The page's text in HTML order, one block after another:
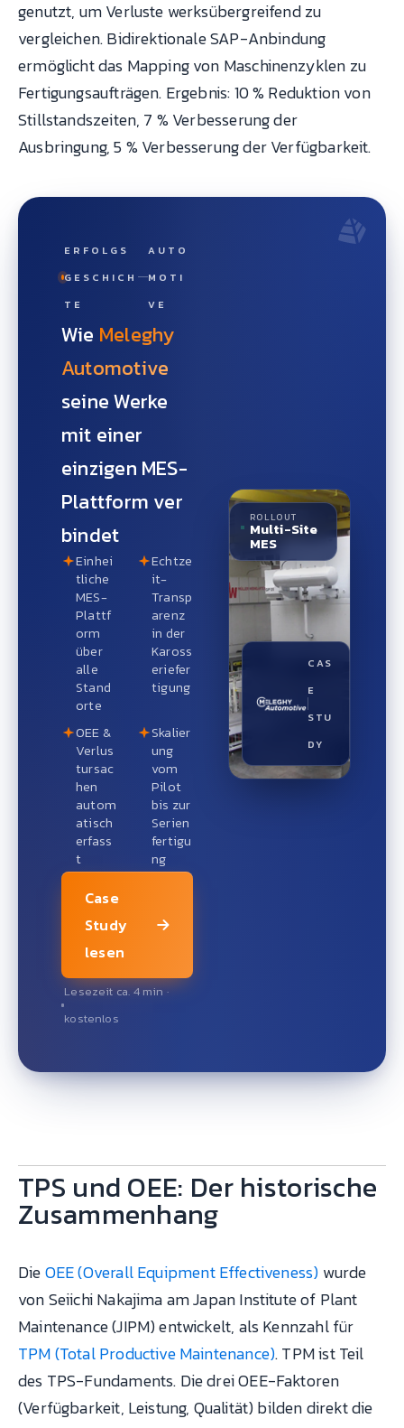
genutzt, um Verluste werksübergreifend zu
vergleichen. Bidirektionale SAP-Anbindung
ermöglicht das Mapping von Maschinenzyklen zu
Fertigungsaufträgen. Ergebnis: 10 % Reduktion von
Stillstandszeiten, 7 % Verbesserung der
Ausbringung, 5 % Verbesserung der Verfügbarkeit.
ERFOLGS
GESCHICH
TE
AUTO
MOTI
VE
Wie Meleghy
Automotive
seine Werke
mit einer
einzigen MES-
Plattform ver
bindet
Einhei
tliche
MES-
Plattf
orm
über
alle
Stand
orte
Echtze
it-
Transp
arenz
in der
Kaross
eriefer
tigung
OEE &
Verlus
tursac
hen
autom
atisch
erfass
t
Skalier
ung
vom
Pilot
bis zur
Serien
fertigu
ng
Case
Study
lesen
Lesezeit ca. 4 min ·
kostenlos
ROLLOUT
Multi-Site
MES
CAS
E
STU
DY
TPS und OEE: Der historische
Zusammenhang
DieOEE (Overall Equipment Effectiveness) wurde
von Seiichi Nakajima am Japan Institute of Plant
Maintenance (JIPM) entwickelt, als Kennzahl für
TPM (Total Productive Maintenance). TPM ist Teil
des TPS-Fundaments. Die drei OEE-Faktoren
(Verfügbarkeit, Leistung, Qualität) bilden direkt die